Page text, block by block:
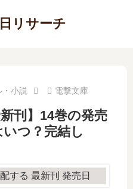
リサーチ
小説 電撃文庫
刊】14巻の発売
いつ？完結し